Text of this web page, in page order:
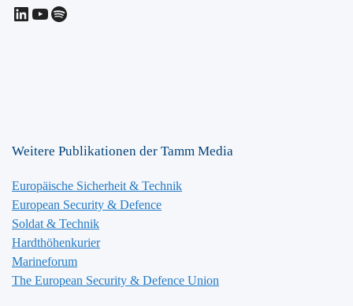
LinkedIn
YouTube
Spotify
Weitere Publikationen der Tamm Media
Europäische Sicherheit & Technik
European Security & Defence
Soldat & Technik
Hardthöhenkurier
Marineforum
The European Security & Defence Union